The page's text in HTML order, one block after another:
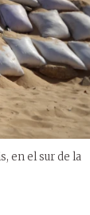
en el sur de la